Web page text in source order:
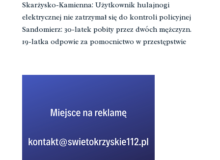
Skarżysko-Kamienna: Użytkownik hulajnogi
elektrycznej nie zatrzymał się do kontroli policyjnej
Sandomierz: 30-latek pobity przez dwóch mężczyzn.
19-latka odpowie za pomocnictwo w przestępstwie